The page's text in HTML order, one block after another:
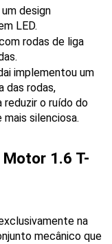
design
LED.
rodas de liga
implementou um
das rodas,
o ruído do
silenciosa.
1.6 T-
na
mecânico que